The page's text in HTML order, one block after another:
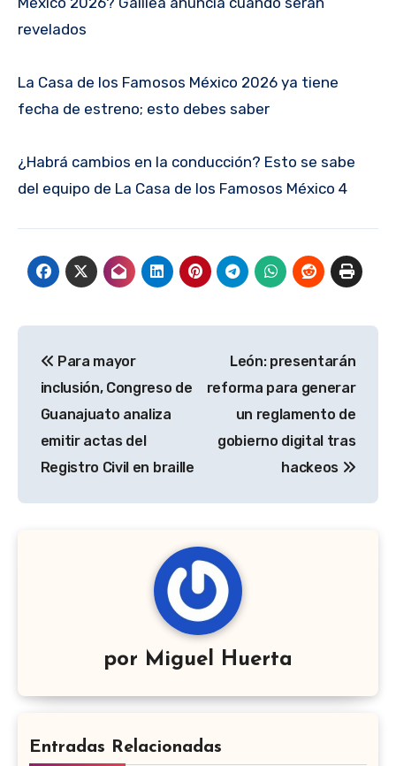
revelados
La Casa de los Famosos México 2026 ya tiene
fecha de estreno; esto debes saber
¿Habrá cambios en la conducción? Esto se sabe
del equipo de La Casa de los Famosos México 4
de
entradas
Para mayor
inclusión, Congreso de
Guanajuato analiza
emitir actas del
Registro Civil en braille
León: presentarán
reforma para generar
un reglamento de
gobierno digital tras
hackeos
por Miguel Huerta
Entradas Relacionadas